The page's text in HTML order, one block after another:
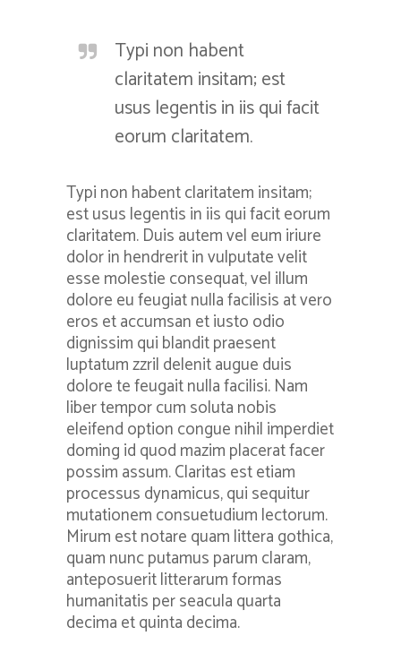
Typi non habent
claritatem insitam; est
usus legentis in iis qui facit
eorum claritatem.
Typi non habent claritatem insitam;
est usus legentis in iis qui facit eorum
claritatem. Duis autem vel eum iriure
dolor in hendrerit in vulputate velit
esse molestie consequat, vel illum
dolore eu feugiat nulla facilisis at vero
eros et accumsan et iusto odio
dignissim qui blandit praesent
luptatum zzril delenit augue duis
dolore te feugait nulla facilisi. Nam
liber tempor cum soluta nobis
eleifend option congue nihil imperdiet
doming id quod mazim placerat facer
possim assum. Claritas est etiam
processus dynamicus, qui sequitur
mutationem consuetudium lectorum.
Mirum est notare quam littera gothica,
quam nunc putamus parum claram,
anteposuerit litterarum formas
humanitatis per seacula quarta
decima et quinta decima.